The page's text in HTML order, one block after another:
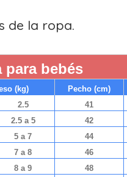
de la ropa.
para bebés
(kg)
Pecho (cm)
2.5
41
2.5 a 5
42
5 a 7
44
7 a 8
46
8 a 9
48